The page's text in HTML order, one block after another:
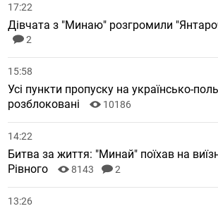
17:22
Дівчата з "Минаю" розгромили
2
15:58
Усі пункти пропуску на українсько-
розблоковані
10186
14:22
Битва за життя: "Минай" поїхав на
Рівного
8143 2
13:26